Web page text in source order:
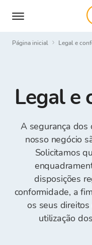
Página inicial Legal e
Legal e
A segurança dos
nosso negócio
Solicitamos
disposições
conformidade, a
os seus
utilização